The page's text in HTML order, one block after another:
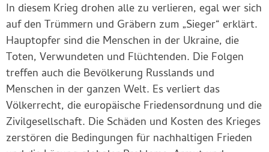
In diesem Krieg drohen alle zu verlieren, egal wer sich
auf den Trümmern und Gräbern zum „Sieger“ erklärt.
Hauptopfer sind die Menschen in der Ukraine, die
Toten, Verwundeten und Flüchtenden. Die Folgen
treffen auch die Bevölkerung Russlands und
Menschen in der ganzen Welt. Es verliert das
Völkerrecht, die europäische Friedensordnung und die
Zivilgesellschaft. Die Schäden und Kosten des Krieges
zerstören die Bedingungen für nachhaltigen Frieden